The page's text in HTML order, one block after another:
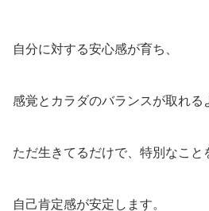
自分に対する安心感が育ち、
感覚とカラダのバランスが取れる
ただ生きてるだけで、特別なこと
自己肯定感が安定します。